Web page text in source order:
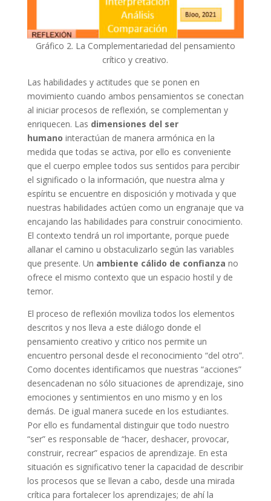
Gráfico 2. La Complementariedad del pensamiento
crítico y creativo.
Las habilidades y actitudes que se ponen en
movimiento cuando ambos pensamientos se conectan
al iniciar procesos de reflexión, se complementan y
enriquecen. Las dimensiones del ser
humano interactúan de manera armónica en la
medida que todas se activa, por ello es conveniente
que el cuerpo emplee todos sus sentidos para percibir
el significado o la información, que nuestra alma y
espíritu se encuentre en disposición y motivada y que
nuestras habilidades actúen como un engranaje que va
encajando las habilidades para construir conocimiento.
El contexto tendrá un rol importante, porque puede
allanar el camino u obstaculizarlo según las variables
que presente. Un ambiente cálido de confianza no
ofrece el mismo contexto que un espacio hostil y de
temor.
El proceso de reflexión moviliza todos los elementos
descritos y nos lleva a este diálogo donde el
pensamiento creativo y critico nos permite un
encuentro personal desde el reconocimiento “del otro”.
Como docentes identificamos que nuestras “acciones”
desencadenan no sólo situaciones de aprendizaje, sino
emociones y sentimientos en uno mismo y en los
demás. De igual manera sucede en los estudiantes.
Por ello es fundamental distinguir que todo nuestro
“ser” es responsable de “hacer, deshacer, provocar,
construir, recrear” espacios de aprendizaje. En esta
situación es significativo tener la capacidad de describir
los procesos que se llevan a cabo, desde una mirada
crítica para fortalecer los aprendizajes; de ahí la